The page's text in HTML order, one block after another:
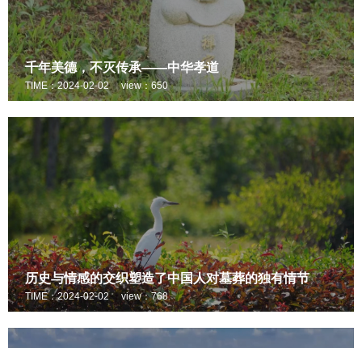
千年美德，不灭传承——中华孝道
TIME：2024-02-02 view：650
历史与情感的交织塑造了中国人对墓葬的独有情节
TIME：2024-02-02 view：768